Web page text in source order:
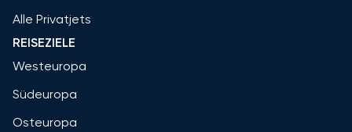
Alle Privatjets
REISEZIELE
Westeuropa
Südeuropa
Osteuropa